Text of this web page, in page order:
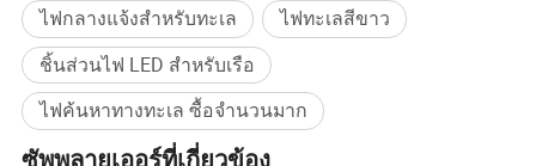
ผลิตภัณฑ์ส่องสว่างระดับมืออาชีพและผู้เชี่ยวชาญและช่าง
ประกอบ / 30 ปี ผู้เชี่ยวชาญ ในอุตสาหกรรมการผลิต
ผลิตภัณฑ์ส่องสว่าง / การค้นหาทางทะเลคุณภาพสูง สว่าง
ไฟกลางแจ้งสำหรับทะเล
ไฟทะเลสีขาว
ชิ้นส่วนไฟ LED สำหรับเรือ
ไฟค้นหาทางทะเล ซื้อจำนวนมาก